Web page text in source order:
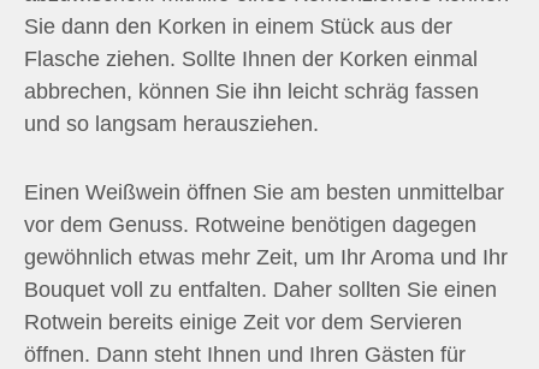
Sie dann den Korken in einem Stück aus der
Flasche ziehen. Sollte Ihnen der Korken einmal
abbrechen, können Sie ihn leicht schräg fassen
und so langsam herausziehen.
Einen Weißwein öffnen Sie am besten unmittelbar
vor dem Genuss. Rotweine benötigen dagegen
gewöhnlich etwas mehr Zeit, um Ihr Aroma und Ihr
Bouquet voll zu entfalten. Daher sollten Sie einen
Rotwein bereits einige Zeit vor dem Servieren
öffnen. Dann steht Ihnen und Ihren Gästen für